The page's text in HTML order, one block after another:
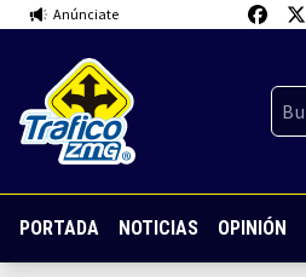
Anúnciate
PORTADA NOTICIAS OPINIÓN